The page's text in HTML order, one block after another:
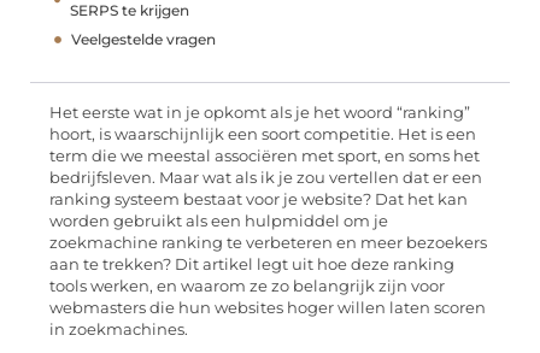
SERPS te krijgen
Veelgestelde vragen
Het eerste wat in je opkomt als je het woord “ranking”
hoort, is waarschijnlijk een soort competitie. Het is een
term die we meestal associëren met sport, en soms het
bedrijfsleven. Maar wat als ik je zou vertellen dat er een
ranking systeem bestaat voor je website? Dat het kan
worden gebruikt als een hulpmiddel om je
zoekmachine ranking te verbeteren en meer bezoekers
aan te trekken? Dit artikel legt uit hoe deze ranking
tools werken, en waarom ze zo belangrijk zijn voor
webmasters die hun websites hoger willen laten scoren
in zoekmachines.